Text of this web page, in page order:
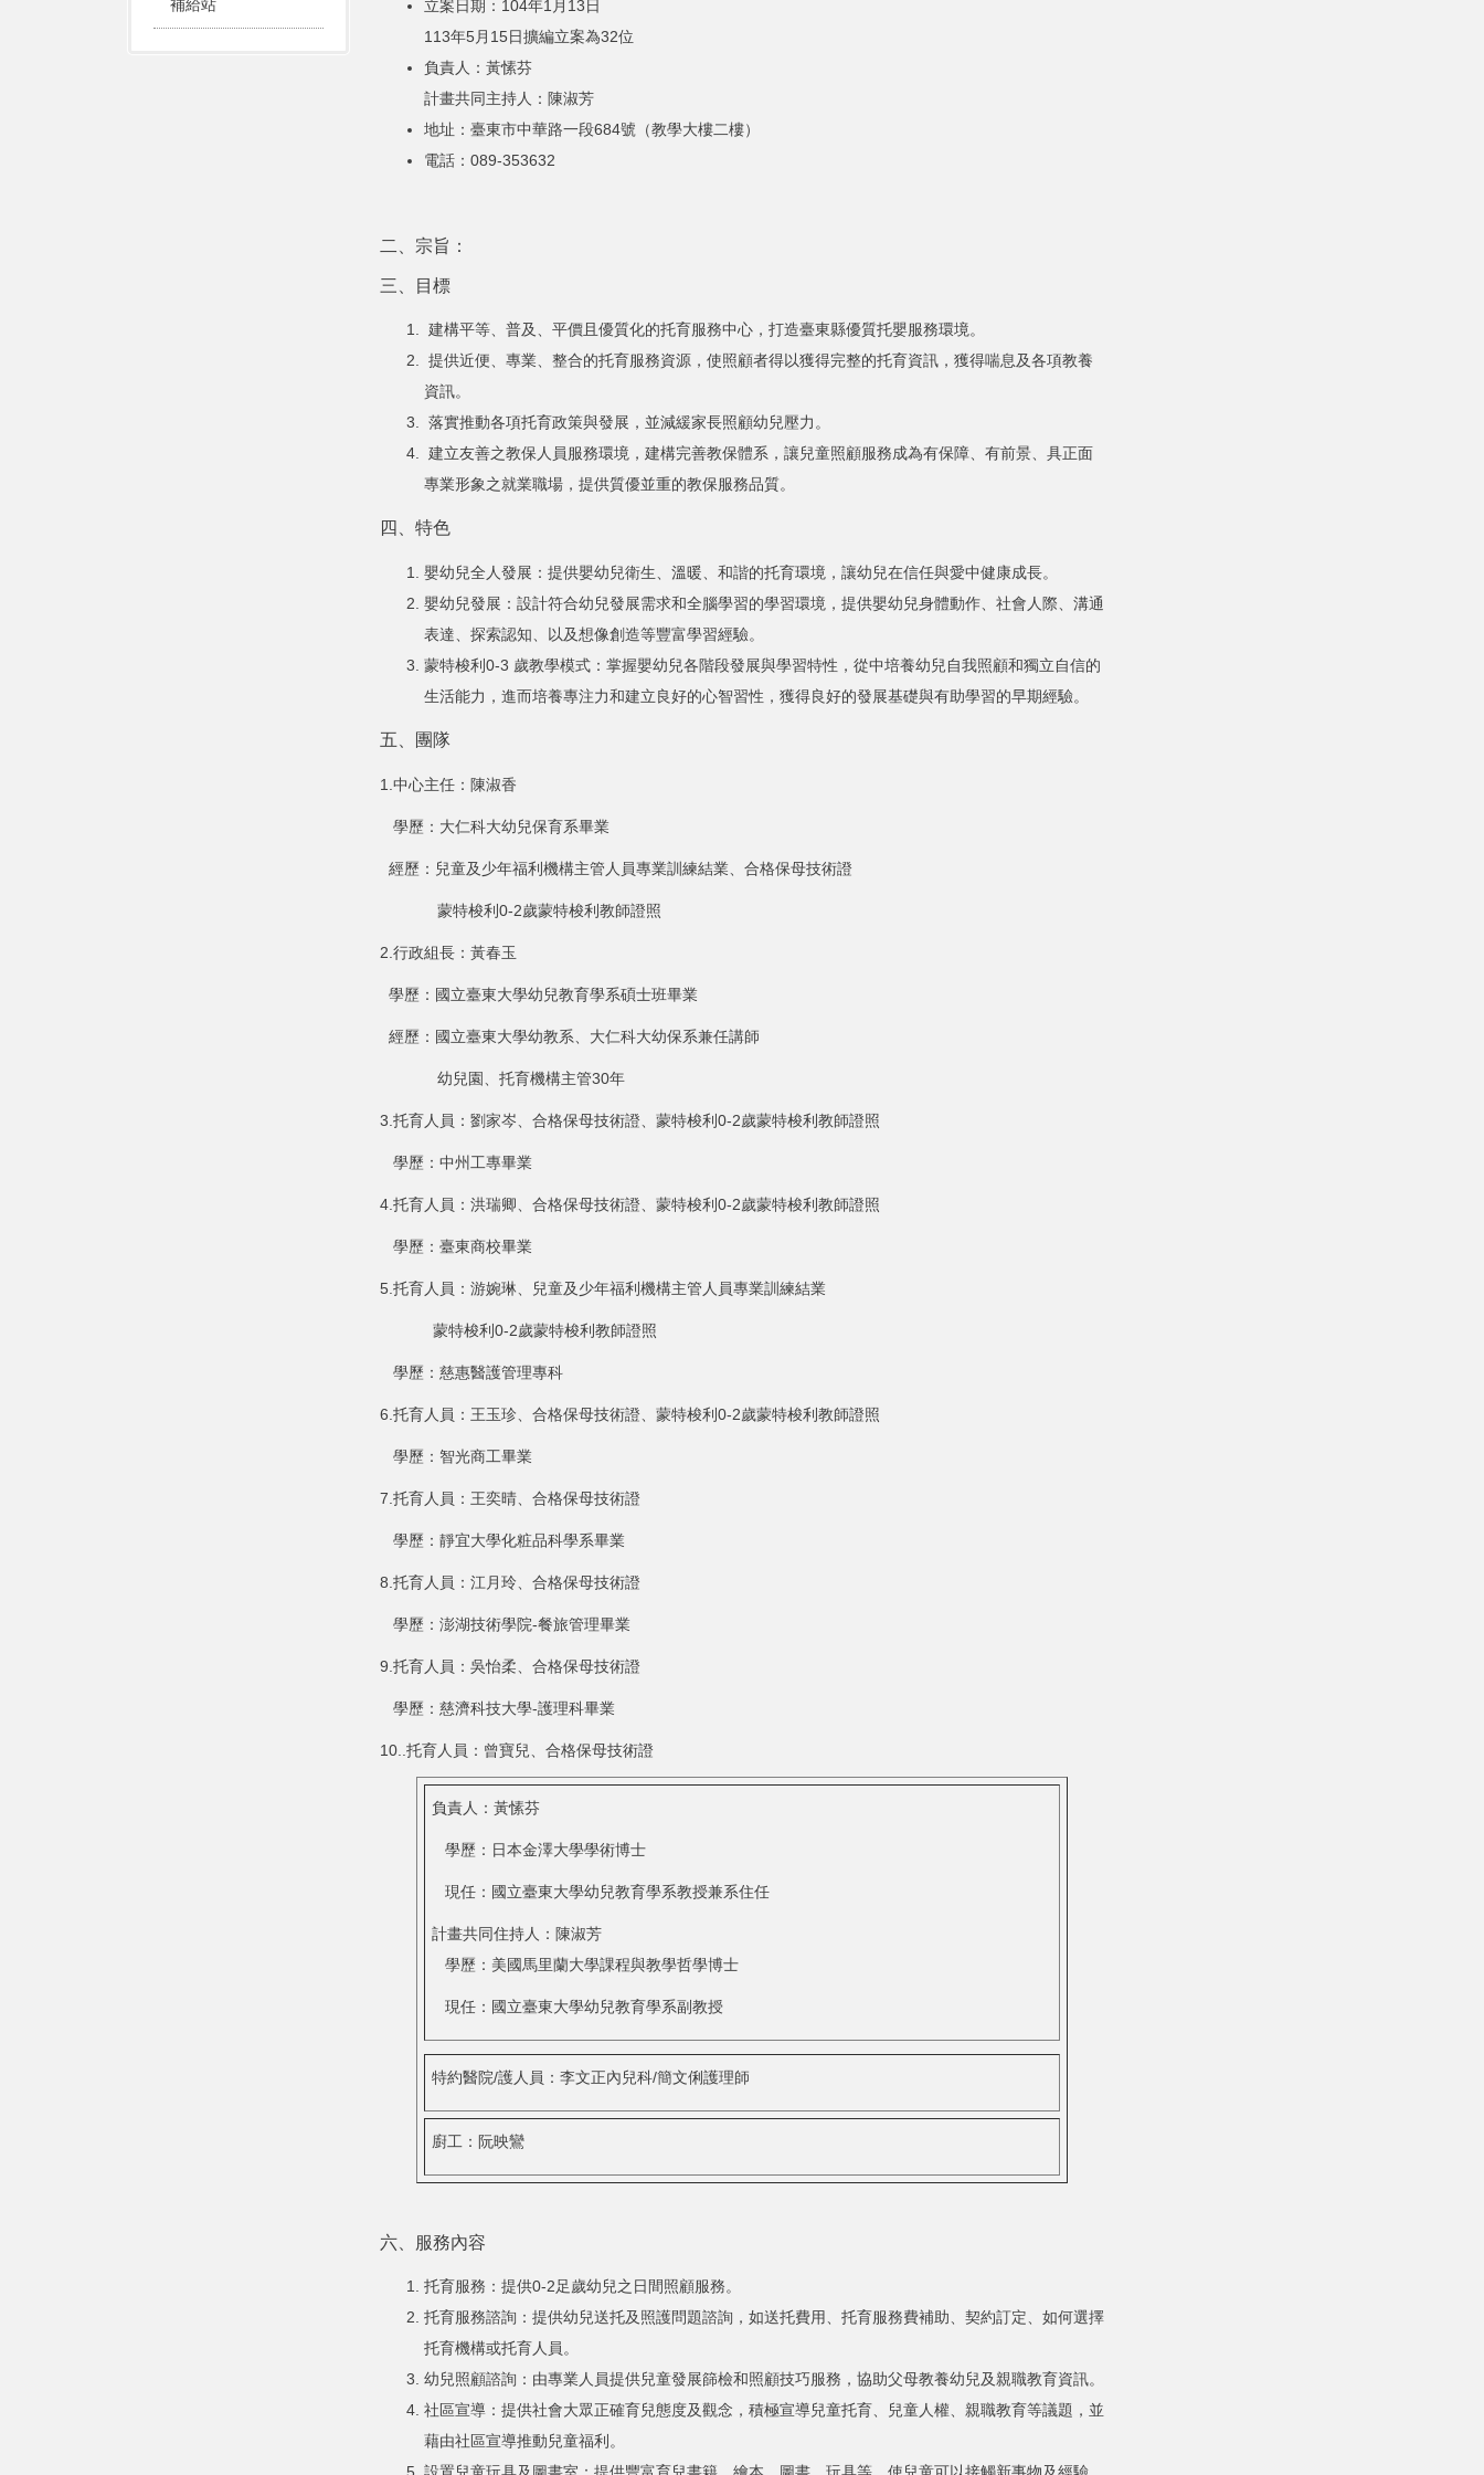
補給站
立案日期：104年1月13日
113年5月15日擴編立案為32位
負責人：黃愫芬
計畫共同主持人：陳淑芳
地址：臺東市中華路一段684號（教學大樓二樓）
電話：089-353632
二、宗旨：
三、目標
建構平等、普及、平價且優質化的托育服務中心，打造臺東縣優質托嬰服務環境。
提供近便、專業、整合的托育服務資源，使照顧者得以獲得完整的托育資訊，獲得喘息及各項教養
資訊。
落實推動各項托育政策與發展，並減緩家長照顧幼兒壓力。
建立友善之教保人員服務環境，建構完善教保體系，讓兒童照顧服務成為有保障、有前景、具正面
專業形象之就業職場，提供質優並重的教保服務品質。
四、特色
嬰幼兒全人發展：提供嬰幼兒衛生、溫暖、和諧的托育環境，讓幼兒在信任與愛中健康成長。
嬰幼兒發展：設計符合幼兒發展需求和全腦學習的學習環境，提供嬰幼兒身體動作、社會人際、溝通
表達、探索認知、以及想像創造等豐富學習經驗。
蒙特梭利0-3 歲教學模式：掌握嬰幼兒各階段發展與學習特性，從中培養幼兒自我照顧和獨立自信的
生活能力，進而培養專注力和建立良好的心智習性，獲得良好的發展基礎與有助學習的早期經驗。
五、團隊
1.中心主任：陳淑香
學歷：大仁科大幼兒保育系畢業
經歷：兒童及少年福利機構主管人員專業訓練結業、合格保母技術證
蒙特梭利0-2歲蒙特梭利教師證照
2.行政組長：黃春玉
學歷：國立臺東大學幼兒教育學系碩士班畢業
經歷：國立臺東大學幼教系、大仁科大幼保系兼任講師
幼兒園、托育機構主管30年
3.托育人員：劉家岑、合格保母技術證、蒙特梭利0-2歲蒙特梭利教師證照
學歷：中州工專畢業
4.托育人員：洪瑞卿、合格保母技術證、蒙特梭利0-2歲蒙特梭利教師證照
學歷：臺東商校畢業
5.托育人員：游婉琳、兒童及少年福利機構主管人員專業訓練結業
蒙特梭利0-2歲蒙特梭利教師證照
學歷：慈惠醫護管理專科
6.托育人員：王玉珍、合格保母技術證、蒙特梭利0-2歲蒙特梭利教師證照
學歷：智光商工畢業
7.托育人員：王奕晴、合格保母技術證
學歷：靜宜大學化粧品科學系畢業
8.托育人員：江月玲、合格保母技術證
學歷：澎湖技術學院-餐旅管理畢業
9.托育人員：吳怡柔、合格保母技術證
學歷：慈濟科技大學-護理科畢業
10..托育人員：曾寶兒、合格保母技術證
負責人：黃愫芬
學歷：日本金澤大學學術博士
現任：國立臺東大學幼兒教育學系教授兼系住任
計畫共同住持人：陳淑芳
學歷：美國馬里蘭大學課程與教學哲學博士
現任：國立臺東大學幼兒教育學系副教授
特約醫院/護人員：李文正內兒科/簡文俐護理師
廚工：阮映鸞
六、服務內容
托育服務：提供0-2足歲幼兒之日間照顧服務。
托育服務諮詢：提供幼兒送托及照護問題諮詢，如送托費用、托育服務費補助、契約訂定、如何選擇
托育機構或托育人員。
幼兒照顧諮詢：由專業人員提供兒童發展篩檢和照顧技巧服務，協助父母教養幼兒及親職教育資訊。
社區宣導：提供社會大眾正確育兒態度及觀念，積極宣導兒童托育、兒童人權、親職教育等議題，並
藉由社區宣導推動兒童福利。